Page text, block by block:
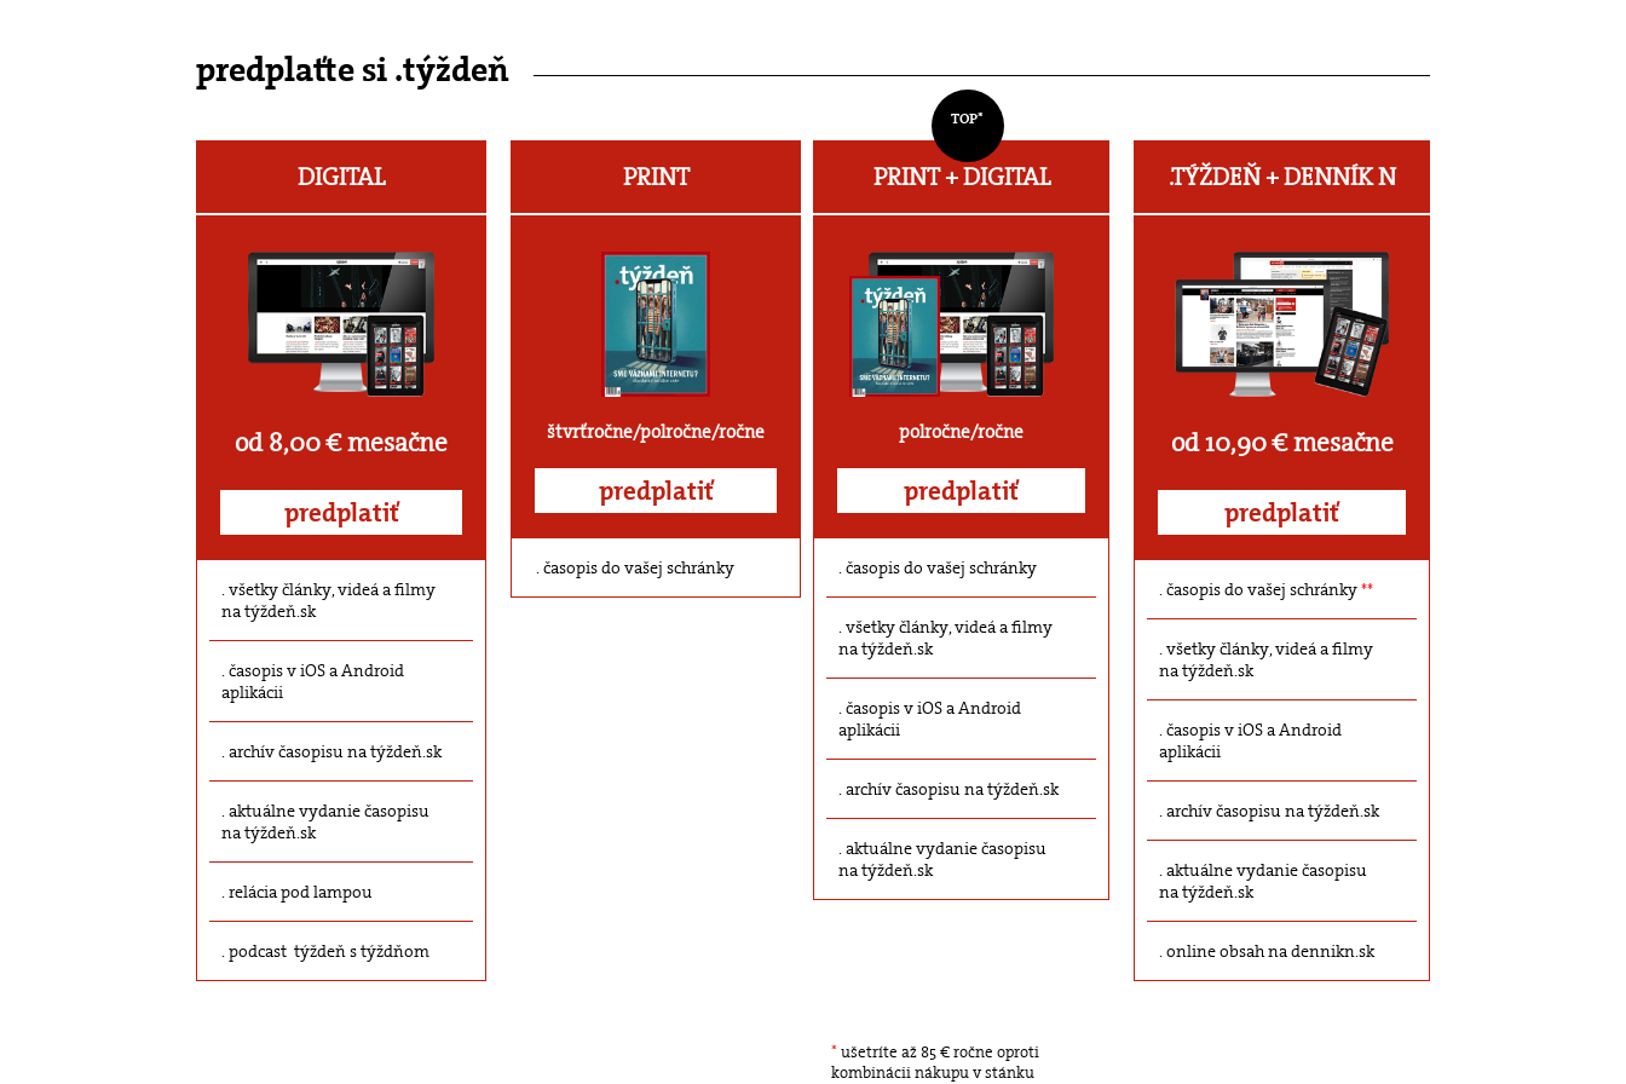
predplaťte si .týždeň
DIGITAL
od 8,00 € mesačne
predplatiť
všetky články, videá a filmy
na týždeň.sk
časopis v iOS a Android
aplikácii
archív časopisu na týždeň.sk
aktuálne vydanie časopisu
na týždeň.sk
relácia pod lampou
podcast týždeň s týždňom
PRINT
štvrťročne/polročne/ročne
predplatiť
časopis do vašej schránky
TOP*
PRINT + DIGITAL
polročne/ročne
predplatiť
časopis do vašej schránky
všetky články, videá a filmy
na týždeň.sk
časopis v iOS a Android
aplikácii
archív časopisu na týždeň.sk
aktuálne vydanie časopisu
na týždeň.sk
.TÝŽDEŇ +DENNÍK N
od 10,90 € mesačne
predplatiť
časopis do vašej schránky**
všetky články, videá a filmy
na týždeň.sk
časopis v iOS a Android
aplikácii
archív časopisu na týždeň.sk
aktuálne vydanie časopisu
na týždeň.sk
online obsah na dennikn.sk
* ušetríte až 85 € ročne oproti
kombinácii nákupu v stánku